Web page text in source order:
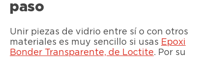
paso
Unir piezas de vidrio entre sí o con otros
materiales es muy sencillo si usas Epoxi
Bonder Transparente, de Loctite. Por su